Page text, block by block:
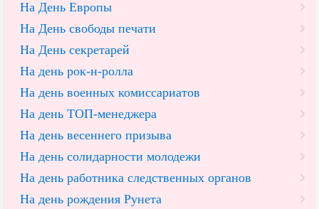
На День Европы
На День свободы печати
На День секретарей
На день рок-н-ролла
На день военных комиссариатов
На день ТОП-менеджера
На день весеннего призыва
На день солидарности молодежи
На день работника следственных органов
На день рождения Рунета